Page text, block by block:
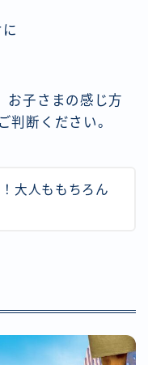
お子さまの感じ方
判断ください。
大人ももちろん